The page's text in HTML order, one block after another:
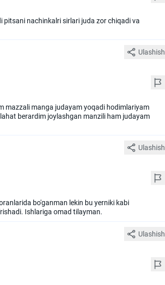
nachinkalri sirlari juda zor chiqadi va
Ulashish
mazzali manga judayam yoqadi hodimlariyam
berardim joylashgan manzili ham judayam
Ulashish
bo'ganman lekin bu yerniki kabi
Ishlariga omad tilayman.
Ulashish